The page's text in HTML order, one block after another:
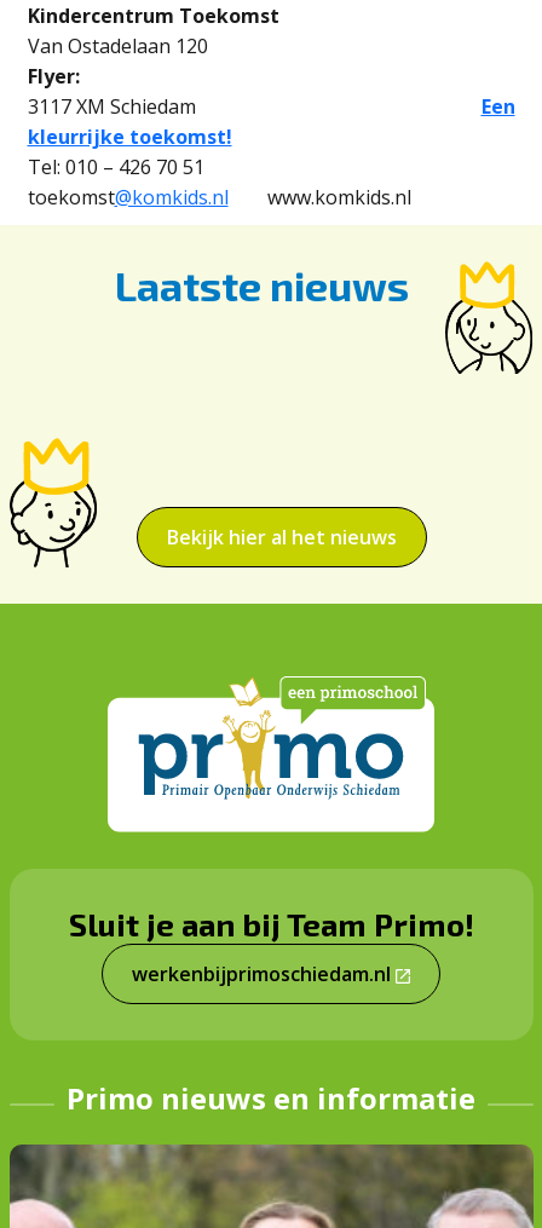
Kindercentrum Toekomst
Van Ostadelaan 120
Flyer:
3117 XM Schiedam Een
kleurrijke toekomst!
Tel: 010 – 426 70 51
toekomst@komkids.nl www.komkids.nl
Laatste nieuws
Bekijk hier al het nieuws
Sluit je aan bij Team Primo!
werkenbijprimoschiedam.nl
Primo nieuws en informatie